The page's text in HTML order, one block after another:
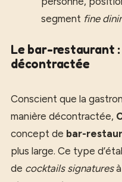
segment fine
Le bar-restaurant :
décontractée
Conscient que la
manière décontractée,
concept de bar-
plus large. Ce type
de cocktails signaturesà